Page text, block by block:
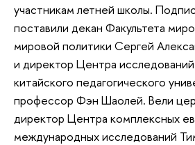
участникам летней школы.
поставили декан Факультета
мировой политики Сергей
и директор Центра
китайского педагогического
профессор Фэн Шаолей. Вели
директор Центра комплексных
международных исследований